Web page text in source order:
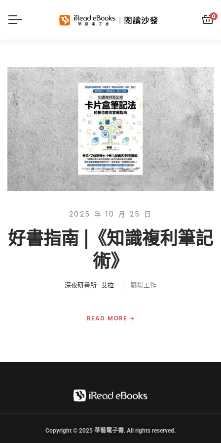
0
2025 年 10 月 25 日
好書指南 |《知識複利筆記
術》
深夜研書所_艾拉 職場工作
READ MORE
Copyright © 2025 華藝電子書. All rights reserved.